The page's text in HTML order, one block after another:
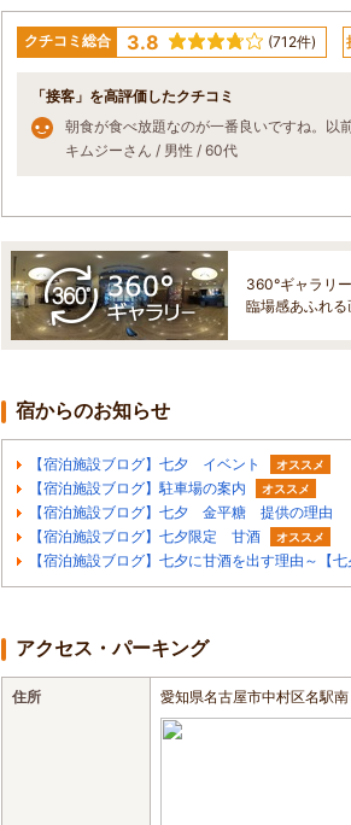
クチコミ総合 3.8 (712件)
「接客」を高評価したクチコミ
キムジーさん / 男性 / 60代
360°ギャラリ
臨場感あふれ
宿からのお知らせ
【宿泊施設ブログ】七夕 イベント オススメ
【宿泊施設ブログ】駐車場の案内 オススメ
【宿泊施設ブログ】七夕 金平糖 提供の理由
【宿泊施設ブログ】七夕限定 甘酒
オススメ
【宿泊施設ブログ】七夕に甘酒を出す理由～【
アクセス・パーキング
住所 愛知県名古屋市中村区名駅